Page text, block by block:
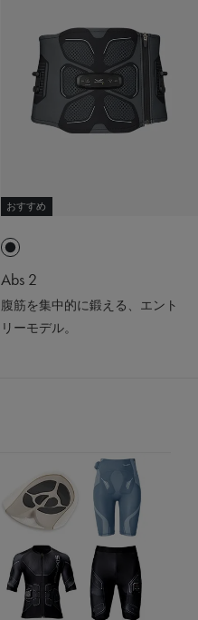
おすすめ
Abs 2
腹筋を集中的に鍛える、エント
リーモデル。